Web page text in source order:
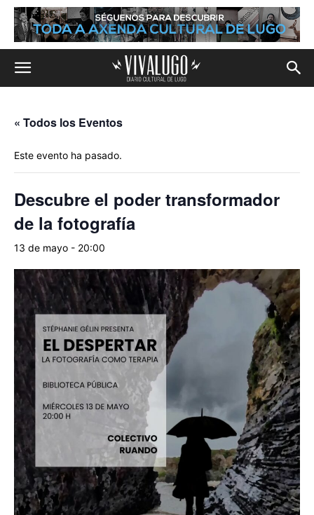
« Todos los Eventos
Este evento ha pasado.
Descubre el poder transformador
de la fotografía
13 de mayo - 20:00